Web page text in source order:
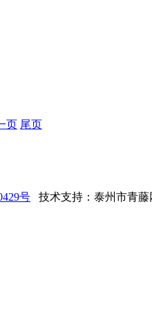
页 尾页
号 技术支持：泰州市青